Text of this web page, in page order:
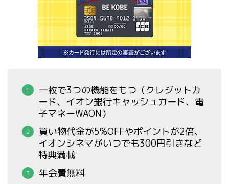
一枚で3つの機能をもつ（クレジットカ
ード、イオン銀行キャッシュカード、電
子マネーWAON）
買い物代金が5%OFFやポイントが2倍、
イオンシネマがいつでも300円引きなど
特典満載
年会費無料